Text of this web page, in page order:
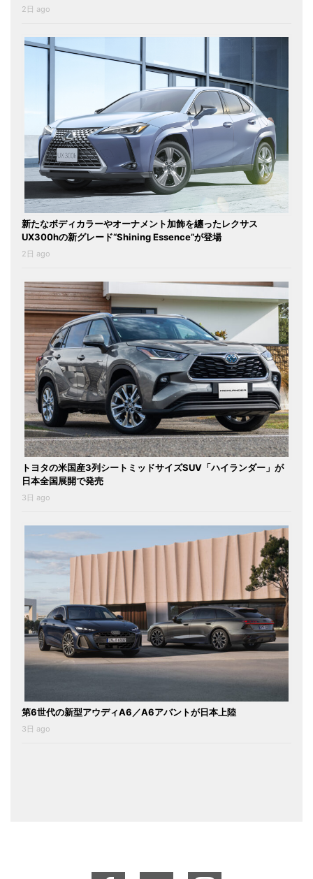
2日 ago
新たなボディカラーやオーナメント加飾を纏ったレクサス
UX300hの新グレード“Shining Essence”が登場
2日 ago
トヨタの米国産3列シートミッドサイズSUV「ハイランダー」が
日本全国展開で発売
3日 ago
第6世代の新型アウディA6／A6アバントが日本上陸
3日 ago